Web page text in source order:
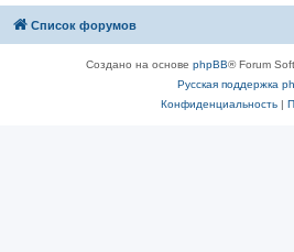
Список форумов
Создано на основе phpBB® Forum
Русская поддержка
Конфиденциальность|